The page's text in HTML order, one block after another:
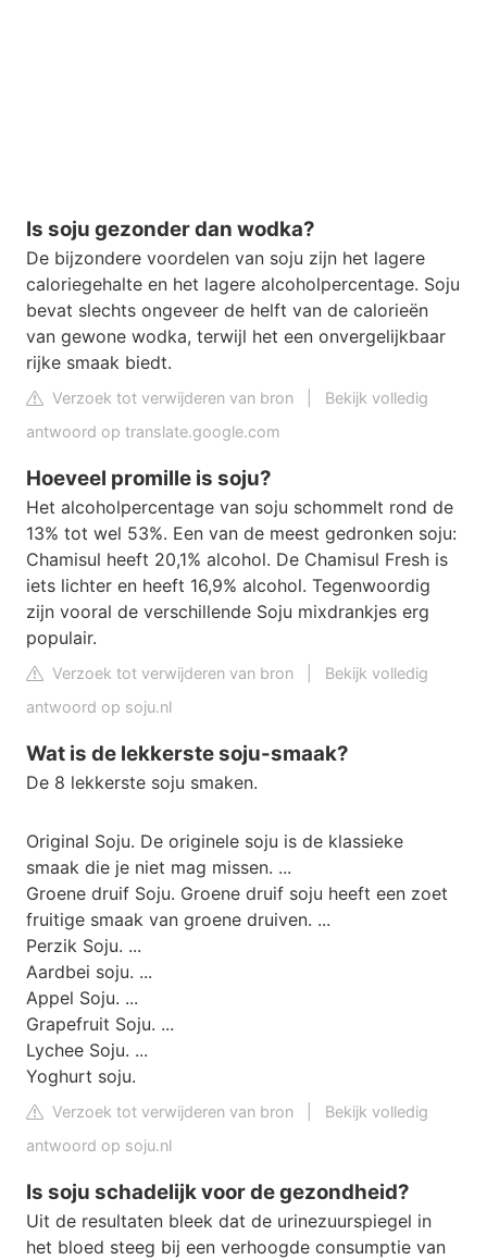
Is soju gezonder dan wodka?
De bijzondere voordelen van soju zijn het lagere
caloriegehalte en het lagere alcoholpercentage. Soju
bevat slechts ongeveer de helft van de calorieën
van gewone wodka, terwijl het een onvergelijkbaar
rijke smaak biedt.
Verzoek tot verwijderen van bron
Bekijk volledig
antwoord op translate.google.com
Hoeveel promille is soju?
Het alcoholpercentage van soju schommelt rond de
13% tot wel 53%. Een van de meest gedronken soju:
Chamisul heeft 20,1% alcohol. De Chamisul Fresh is
iets lichter en heeft 16,9% alcohol. Tegenwoordig
zijn vooral de verschillende Soju mixdrankjes erg
populair.
Verzoek tot verwijderen van bron
Bekijk volledig
antwoord op soju.nl
Wat is de lekkerste soju-smaak?
De 8 lekkerste soju smaken.
Original Soju. De originele soju is de klassieke
smaak die je niet mag missen. ...
Groene druif Soju. Groene druif soju heeft een zoet
fruitige smaak van groene druiven. ...
Perzik Soju. ...
Aardbei soju. ...
Appel Soju. ...
Grapefruit Soju. ...
Lychee Soju. ...
Yoghurt soju.
Verzoek tot verwijderen van bron
Bekijk volledig
antwoord op soju.nl
Is soju schadelijk voor de gezondheid?
Uit de resultaten bleek dat de urinezuurspiegel in
het bloed steeg bij een verhoogde consumptie van